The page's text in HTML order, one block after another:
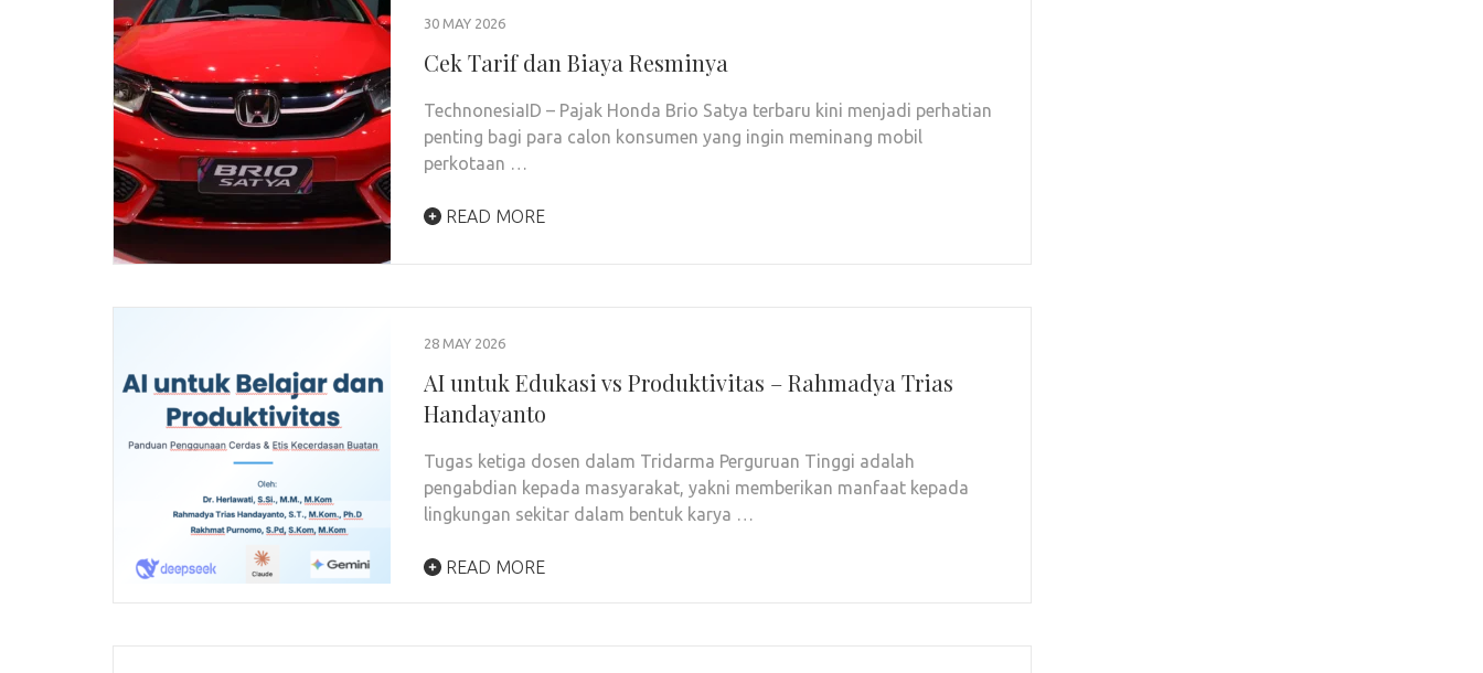
30 MAY 2026
Cek Tarif dan Biaya Resminya
TechnonesiaID – Pajak Honda Brio Satya terbaru kini menjadi perhatian
penting bagi para calon konsumen yang ingin meminang mobil
perkotaan …
READ MORE
28 MAY 2026
AI untuk Edukasi vs Produktivitas – Rahmadya Trias
Handayanto
Tugas ketiga dosen dalam Tridarma Perguruan Tinggi adalah
pengabdian kepada masyarakat, yakni memberikan manfaat kepada
lingkungan sekitar dalam bentuk karya …
READ MORE